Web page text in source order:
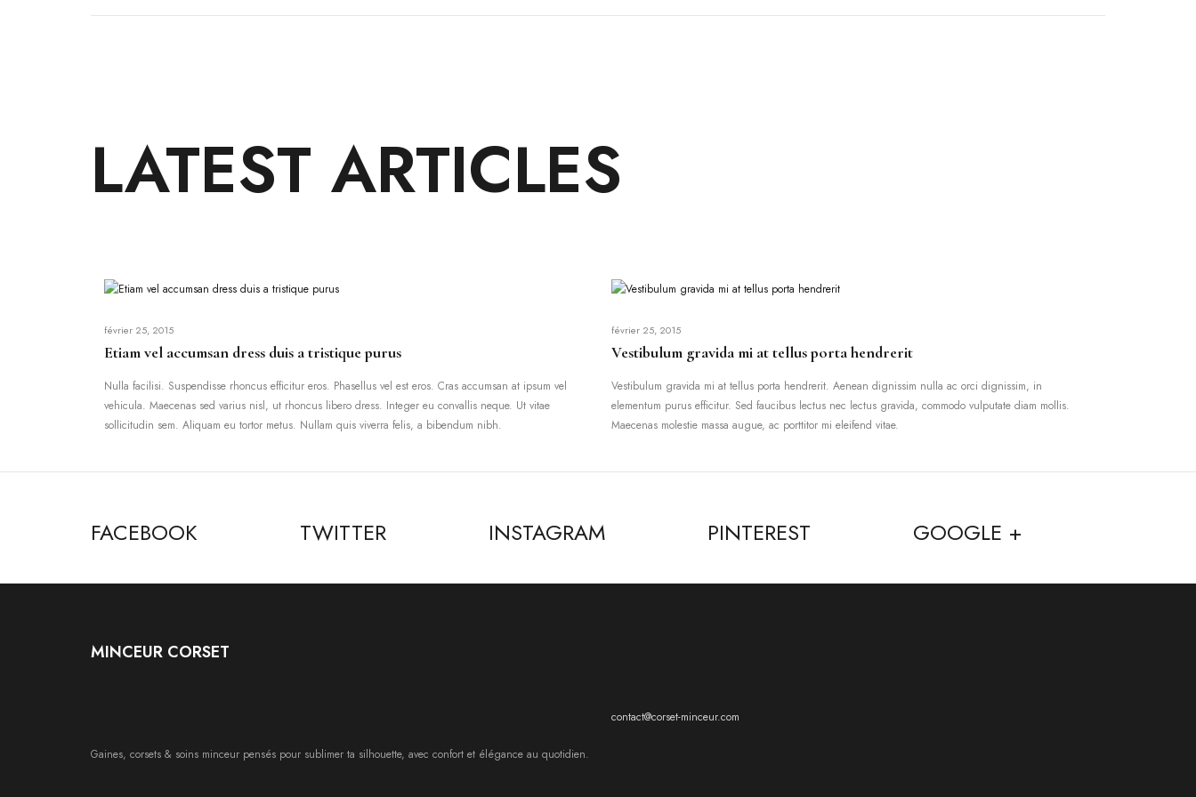
LATEST ARTICLES
février 25, 2015
Etiam vel accumsan dress duis a tristique purus
Nulla facilisi. Suspendisse rhoncus efficitur eros. Phasellus vel est eros. Cras accumsan at ipsum vel
vehicula. Maecenas sed varius nisl, ut rhoncus libero dress. Integer eu convallis neque. Ut vitae
sollicitudin sem. Aliquam eu tortor metus. Nullam quis viverra felis, a bibendum nibh.
février 25, 2015
Vestibulum gravida mi at tellus porta hendrerit
Vestibulum gravida mi at tellus porta hendrerit. Aenean dignissim nulla ac orci dignissim, in
elementum purus efficitur. Sed faucibus lectus nec lectus gravida, commodo vulputate diam mollis.
Maecenas molestie massa augue, ac porttitor mi eleifend vitae.
FACEBOOK TWITTER INSTAGRAM PINTEREST GOOGLE +
MINCEUR CORSET
contact@corset-minceur.com
Gaines, corsets & soins minceur pensés pour sublimer ta silhouette, avec confort et élégance au quotidien.